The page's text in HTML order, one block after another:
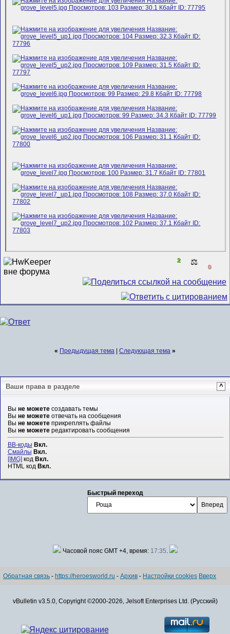
2 ⚖️
0
« Предыдущая тема | Следующая тема »
Ваши права в разделе ^
Вы не можетесоздавать темы
Вы не можетеотвечать на сообщения
Вы не можетеприкреплять файлы
Вы не можетередактировать сообщения
BB-коды Вкл.
Смайлы Вкл.
[IMG] код Вкл.
HTML код Вкл.
Быстрый переход
Часовой пояс GMT +4, время: 17:35
Обратная связь - https://heroesworld.ru - Архив - Настройки cookies Вверх
vBulletin v3.5.0, Copyright ©2000-2026, Jelsoft Enterprises Ltd. (Русский)